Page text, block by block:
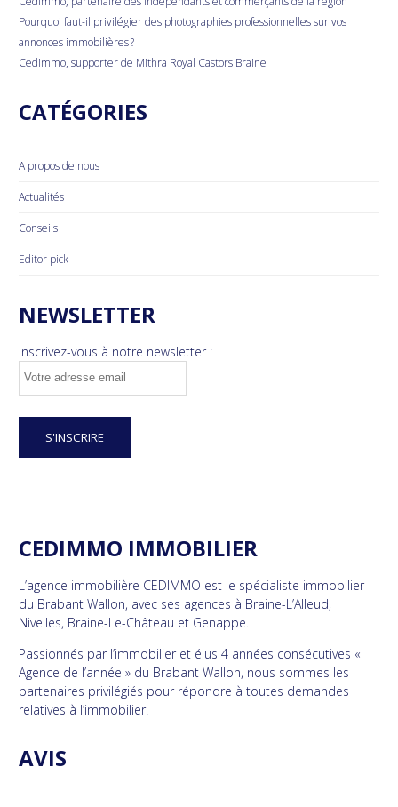
Pourquoi faut-il privilégier des photographies professionnelles sur vos
annonces immobilières ?
Cedimmo, supporter de Mithra Royal Castors Braine
CATÉGORIES
A propos de nous
Actualités
Conseils
Editor pick
NEWSLETTER
Inscrivez-vous à notre newsletter :
CEDIMMO IMMOBILIER
L’agence immobilière CEDIMMO est le spécialiste immobilier
du Brabant Wallon, avec ses agences à Braine-L’Alleud,
Nivelles, Braine-Le-Château et Genappe.
Passionnés par l’immobilier et élus 4 années consécutives «
Agence de l’année » du Brabant Wallon, nous sommes les
partenaires privilégiés pour répondre à toutes demandes
relatives à l’immobilier.
AVIS